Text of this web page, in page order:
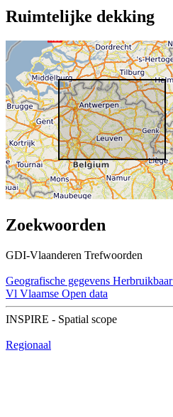
Ruimtelijke dekking
Zoekwoorden
GDI-Vlaanderen Trefwoorden
Geografische gegevens Herbruikbaar
Vl Vlaamse Open data
INSPIRE - Spatial scope
Regionaal